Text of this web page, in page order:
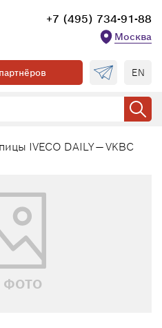
+7 (495) 734-91-88
Москва
EN
IVECO DAILY — VKBC
ФОТО